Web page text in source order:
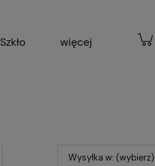
Szkło więcej
Wysyłka w: (wybierz)